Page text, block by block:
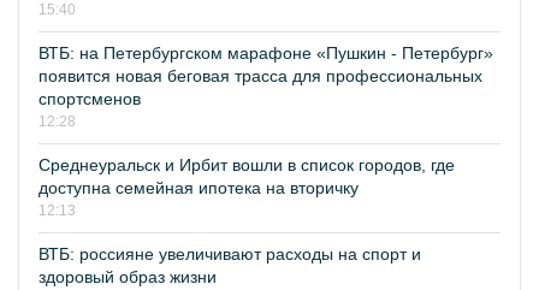
15:40
ВТБ: на Петербургском марафоне «Пушкин - Петербург»
появится новая беговая трасса для профессиональных
спортсменов
12:28
Среднеуральск и Ирбит вошли в список городов, где
доступна семейная ипотека на вторичку
12:13
ВТБ: россияне увеличивают расходы на спорт и
здоровый образ жизни